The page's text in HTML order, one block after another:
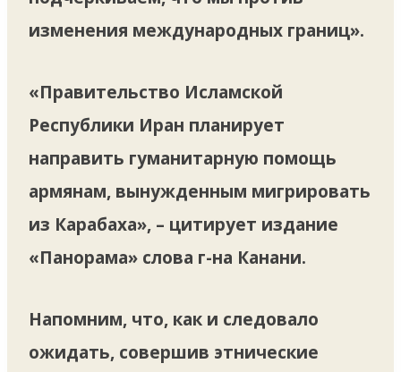
изменения международных границ».
«Правительство Исламской
Республики Иран планирует
направить гуманитарную помощь
армянам, вынужденным мигрировать
из Карабаха», – цитирует издание
«Панорама» слова г-на Канани.
Напомним, что, как и следовало
ожидать, совершив этнические